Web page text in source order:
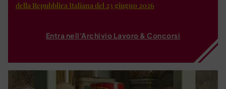
della Repubblica Italiana del 23 giugno 2026
Entra nell'Archivio Lavoro & Concorsi